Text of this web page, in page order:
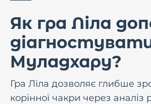
Як гра Ліла
Муладхару?
Гра Ліла дозволяє глибше
корінної чакри через аналіз